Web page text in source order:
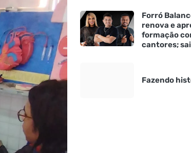
Forró
renova e
formação
cantores;
Fazendo